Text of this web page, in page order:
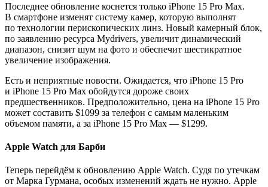
Последнее обновление коснется только iPhone 15 Pro Max.
В смартфоне изменят систему камер, которую выполнят
по технологии перископических линз. Новый камерный блок,
по заявлению ресурса Mydrivers, увеличит динамический
диапазон, снизит шум на фото и обеспечит шестикратное
увеличение изображения.
Есть и неприятные новости. Ожидается, что iPhone 15 Pro
и iPhone 15 Pro Max обойдутся дороже своих
предшественников. Предположительно, цена на iPhone 15 Pro
может составить $1099 за телефон с самым маленьким
объемом памяти, а за iPhone 15 Pro Max — $1299.
Apple Watch для Барби
Теперь перейдём к обновлению Apple Watch. Судя по утечкам
от Марка Гурмана, особых изменений ждать не нужно. Apple